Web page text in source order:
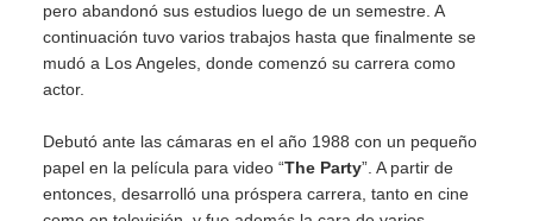
pero abandonó sus estudios luego de un semestre. A
continuación tuvo varios trabajos hasta que finalmente se
mudó a Los Angeles, donde comenzó su carrera como
actor.
Debutó ante las cámaras en el año 1988 con un pequeño
papel en la película para video “The Party”. A partir de
entonces, desarrolló una próspera carrera, tanto en cine